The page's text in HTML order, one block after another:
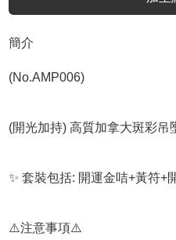
簡介
(No.AMP006)
(開光加持) 高質加拿大斑彩吊
✨️ 套裝包括: 開運金咭+黃符+
⚠️注意事項⚠️